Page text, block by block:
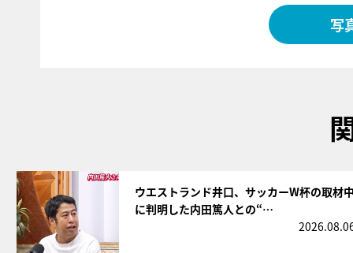
写
ウエストランド井口、サッカーW杯の取材
に判明した内田篤人との“…